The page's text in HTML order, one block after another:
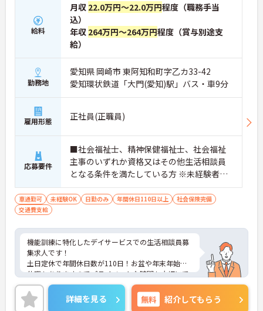
給料
月収 22.0万円～22.0万円程度（職務手当
込）
年収 264万円～264万円程度（賞与別途支
給）
勤務地
愛知県 岡崎市 東阿知和町字乙カ33-42
愛知環状鉄道「大門(愛知)駅」バス・車9分
雇用形態 正社員(正職員)
応募要件
■社会福祉士、精神保健福祉士、社会福祉
主事のいずれか資格又はその他生活相談員
となる条件を満たしている方 ※未経験者応
相談 ■普通自動車運転免許（AT限定可）
車通勤可 未経験OK 日勤のみ 年間休日110日以上
社会保険完備
交通費支給
機能訓練に特化したデイサービスでの生活相談員募
集求人です！
土日定休で年間休日数が110日！お盆や年末年始の
休暇もありますのでプライベートな時間も大切にで
きます！
ご興味ある方には、面接のポイントなど、さらに詳
細をお話致しますのでお気軽にご相談ください。
詳細を見る 無料 紹介してもらう